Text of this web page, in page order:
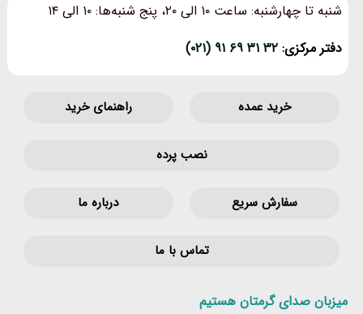
شنبه تا چهارشنبه: ساعت ۱۰ الی ۲۰، پنج شنبه‌ها: ۱۰ الی ۱۴
دفتر مرکزی: ۳۲ ۳۱ ۶۹ ۹۱ (۰۲۱)
خرید عمده راهنمای خرید
نصب پرده
سفارش سریع درباره ما
تماس با ما
میزبان صدای گرمتان هستیم